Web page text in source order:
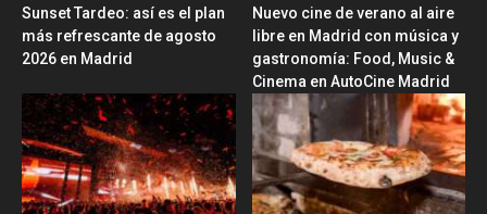
Sunset Tardeo: así es el plan
más refrescante de agosto
2026 en Madrid
Nuevo cine de verano al aire
libre en Madrid con música y
gastronomía: Food, Music &
Cinema en AutoCine Madrid